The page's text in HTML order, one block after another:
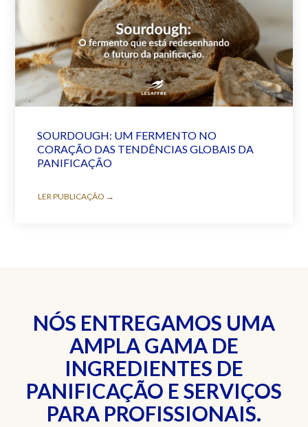
SOURDOUGH: UM FERMENTO NO
CORAÇÃO DAS TENDÊNCIAS GLOBAIS DA
PANIFICAÇÃO
LER PUBLICAÇÃO →
NÓS ENTREGAMOS UMA
AMPLA GAMA DE
INGREDIENTES DE
PANIFICAÇÃO E SERVIÇOS
PARA PROFISSIONAIS.